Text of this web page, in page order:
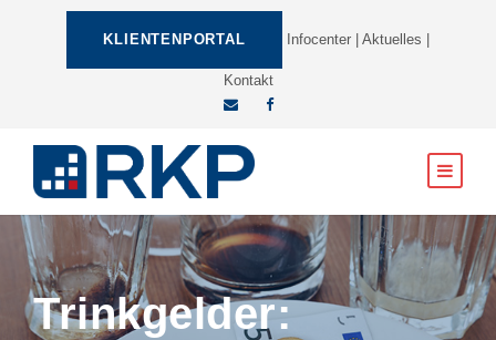
KLIENTENPORTAL Infocenter| Aktuelles
Kontakt
Trinkgelder: